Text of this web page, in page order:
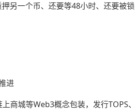
另一个币、还要等48小时、还要被锁
进
商城等Web3概念包装，发行TOPS、